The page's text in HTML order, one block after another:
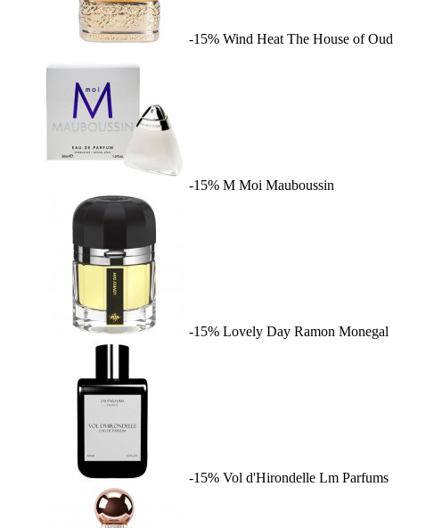
-15% Wind Heat The House of Oud
-15% M Moi Mauboussin
-15% Lovely Day Ramon Monegal
-15% Vol d'Hirondelle Lm Parfums